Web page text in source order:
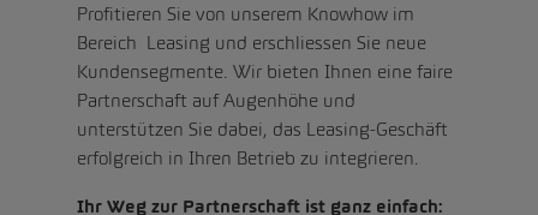
Profitieren Sie von unserem Knowhow im
Bereich Leasing und erschliessen Sie neue
Kundensegmente. Wir bieten Ihnen eine faire
Partnerschaft auf Augenhöhe und
unterstützen Sie dabei, das Leasing-Geschäft
erfolgreich in Ihren Betrieb zu integrieren.
Ihr Weg zur Partnerschaft ist ganz einfach: